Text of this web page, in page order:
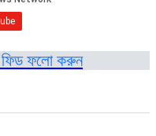
ফিড ফলো করুন